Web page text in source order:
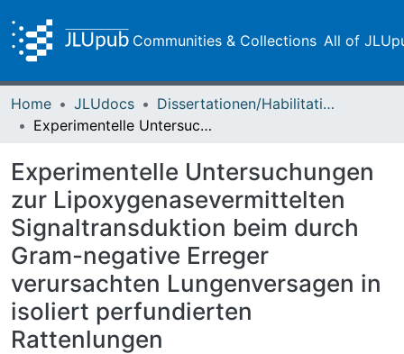
Communities & Collections All of
Home JLUdocs
Dissertationen/Habilitationen
Experimentelle Untersuchungen zur Lipoxygenasevermittelten Signaltransduktion beim durch Gram-negative Erreger verursachten Lungenversagen in isoliert perfundierten Rattenlungen
Experimentelle Untersuchungen
zur Lipoxygenasevermittelten
Signaltransduktion beim durch
Gram-negative Erreger
verursachten Lungenversagen in
isoliert perfundierten
Rattenlungen